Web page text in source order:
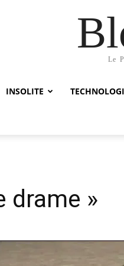
Le
INSOLITE
drame »